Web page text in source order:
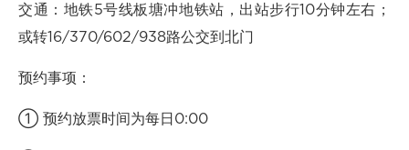
交通：地铁5号线板塘冲地铁站，出站步行10分钟左右；
或转16/370/602/938路公交到北门
预约事项：
① 预约放票时间为每日0:00